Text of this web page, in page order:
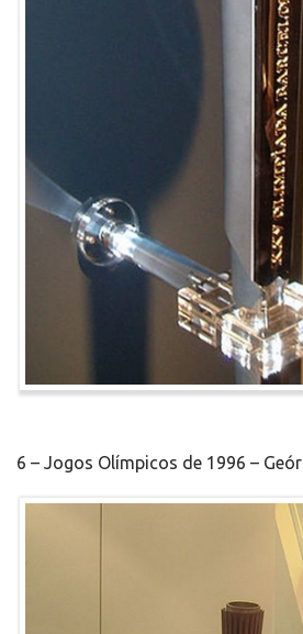
6 – Jogos Olímpicos de 1996 –